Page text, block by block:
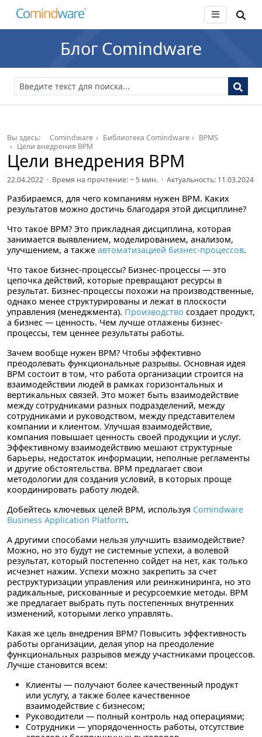
Блог Comindware
Вы здесь: Comindware Библиотека Comindware
BPMS
Цели внедрения BPM
Цели внедрения BPM
22.04.2022 · Время на прочтение: ~ 5 мин. · Актуальность: 11.03.2024
Разбираемся, для чего компаниям нужен BPM. Каких
результатов можно достичь благодаря этой дисциплине?
Что такое BPM? Это прикладная дисциплина, которая
занимается выявлением, моделированием, анализом,
улучшением, а также автоматизацией бизнес-процессов.
Что такое бизнес-процессы? Бизнес-процессы — это
цепочка действий, которые превращают ресурсы в
результат. Бизнес-процессы похожи на производственные,
однако менее структурированы и лежат в плоскости
управления (менеджмента). Производство создает продукт,
а бизнес — ценность. Чем лучше отлажены бизнес-
процессы, тем ценнее результаты работы.
Зачем вообще нужен BPM? Чтобы эффективно
преодолевать функциональные разрывы. Основная идея
BPM состоит в том, что работа организации строится на
взаимодействии людей в рамках горизонтальных и
вертикальных связей. Это может быть взаимодействие
между сотрудниками разных подразделений, между
сотрудниками и руководством, между представителем
компании и клиентом. Улучшая взаимодействие,
компания повышает ценность своей продукции и услуг.
Эффективному взаимодействию мешают структурные
барьеры, недостаток информации, неполные регламенты
и другие обстоятельства. BPM предлагает свои
методологии для создания условий, в которых проще
координировать работу людей.
Добейтесь ключевых целей BPM, используя Comindware
Business Application Platform.
А другими способами нельзя улучшить взаимодействие?
Можно, но это будут не системные успехи, а волевой
результат, который постепенно сойдет на нет, как только
исчезнет нажим. Успехи можно закрепить за счет
реструктуризации управления или реинжиниринга, но это
радикальные, рискованные и ресурсоемкие методы. BPM
же предлагает выбрать путь постепенных внутренних
изменений, которыми легко управлять.
Какая же цель внедрения BPM? Повысить эффективность
работы организации, делая упор на преодоление
функциональных разрывов между участниками процессов.
Лучше становится всем:
Клиенты — получают более качественный продукт
или услугу, а также более качественное
взаимодействие с бизнесом;
Руководители — полный контроль над операциями;
Сотрудники — упорядоченность работы, отсутствие